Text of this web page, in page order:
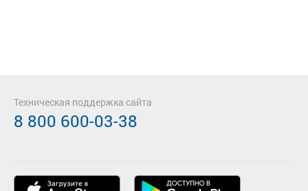
Техническая поддержка сайта
8 800 600-03-38